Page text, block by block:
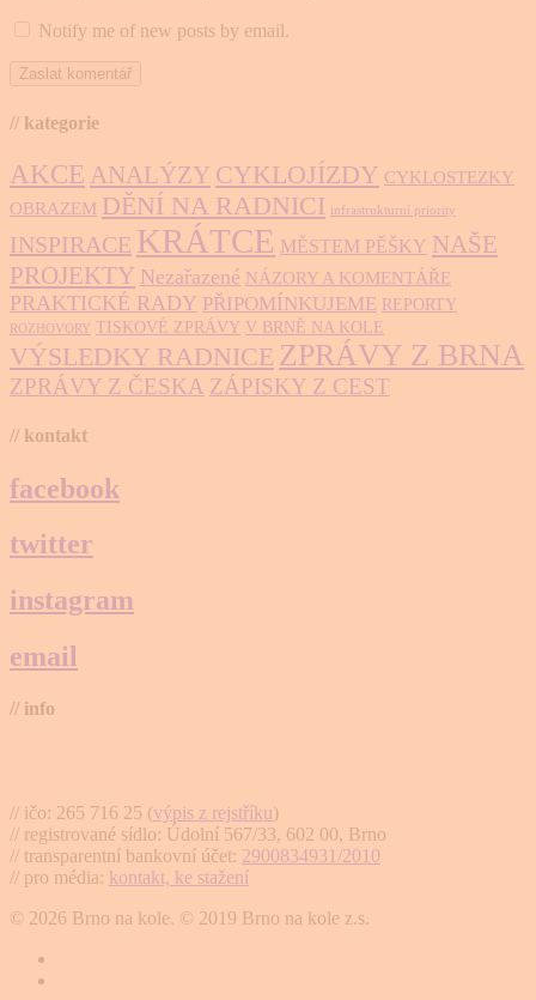
Notify me of new posts by email.
// kategorie
AKCE ANALÝZY CYKLOJÍZDY CYKLOSTEZKY
OBRAZEM DĚNÍ NA RADNICI infrastrukturní priority
INSPIRACE KRÁTCE MĚSTEM PĚŠKY NAŠE
PROJEKTY Nezařazené NÁZORY A KOMENTÁŘE
PRAKTICKÉ RADY PŘIPOMÍNKUJEME REPORTY
ROZHOVORY TISKOVÉ ZPRÁVY V BRNĚ NA KOLE
VÝSLEDKY RADNICE ZPRÁVY Z BRNA
ZPRÁVY Z ČESKA ZÁPISKY Z CEST
// kontakt
facebook
twitter
instagram
email
// info
// ičo: 265 716 25 (výpis z rejstříku)
// registrované sídlo: Údolní 567/33, 602 00, Brno
// transparentní bankovní účet: 2900834931/2010
// pro média: kontakt, ke stažení
© 2026 Brno na kole. © 2019 Brno na kole z.s.